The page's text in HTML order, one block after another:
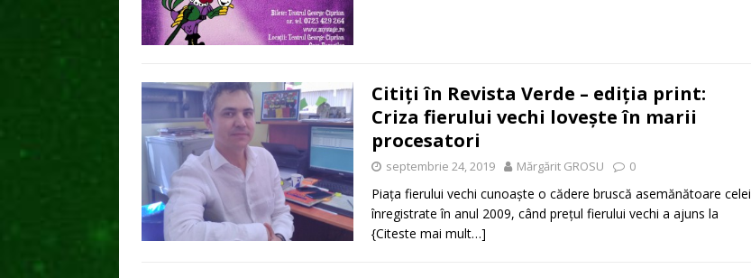
Citiți în Revista Verde – ediția print:
Criza fierului vechi lovește în marii
procesatori
septembrie 24, 2019 Mărgărit GROSU 0
Piața fierului vechi cunoaște o cădere bruscă asemănătoare celei
înregistrate în anul 2009, când prețul fierului vechi a ajuns la
{Citeste mai mult…]